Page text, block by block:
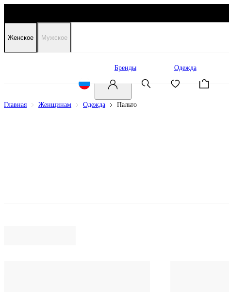
Женское Мужское
Бренды Одежда
Главная Женщинам Одежда Пальто